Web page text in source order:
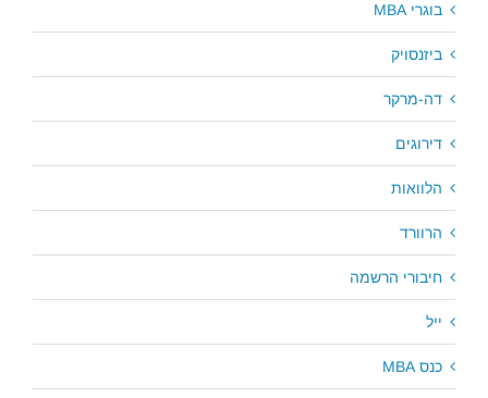
בוגרי MBA
ביזנסויק
דה-מרקר
דירוגים
הלוואות
הרוורד
חיבורי הרשמה
ייל
כנס MBA